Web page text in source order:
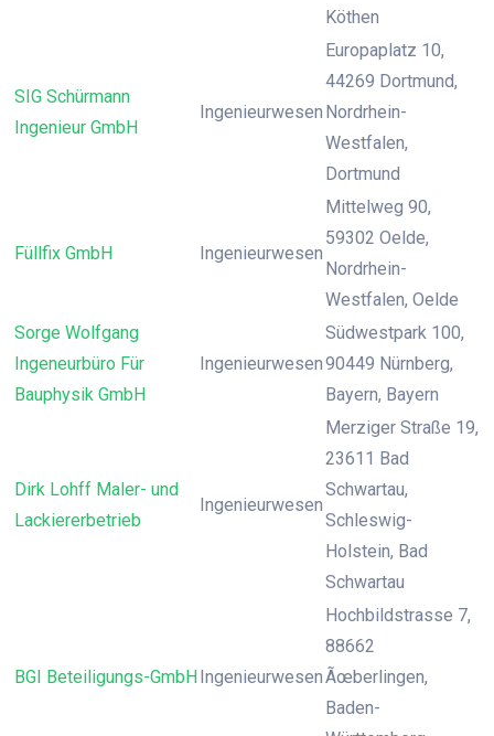
Köthen
SIG Schürmann
Ingenieur GmbH
Ingenieurwesen
Europaplatz 10,
44269 Dortmund,
Nordrhein-
Westfalen,
Dortmund
Füllfix GmbH Ingenieurwesen
Mittelweg 90,
59302 Oelde,
Nordrhein-
Westfalen, Oelde
Sorge Wolfgang
Ingeneurbüro Für
Bauphysik GmbH
Ingenieurwesen
Südwestpark 100,
90449 Nürnberg,
Bayern, Bayern
Dirk Lohff Maler- und
Lackiererbetrieb
Ingenieurwesen
Merziger Straße 19,
23611 Bad
Schwartau,
Schleswig-
Holstein, Bad
Schwartau
BGI Beteiligungs-GmbHIngenieurwesen
Hochbildstrasse 7,
88662
Ãœberlingen,
Baden-